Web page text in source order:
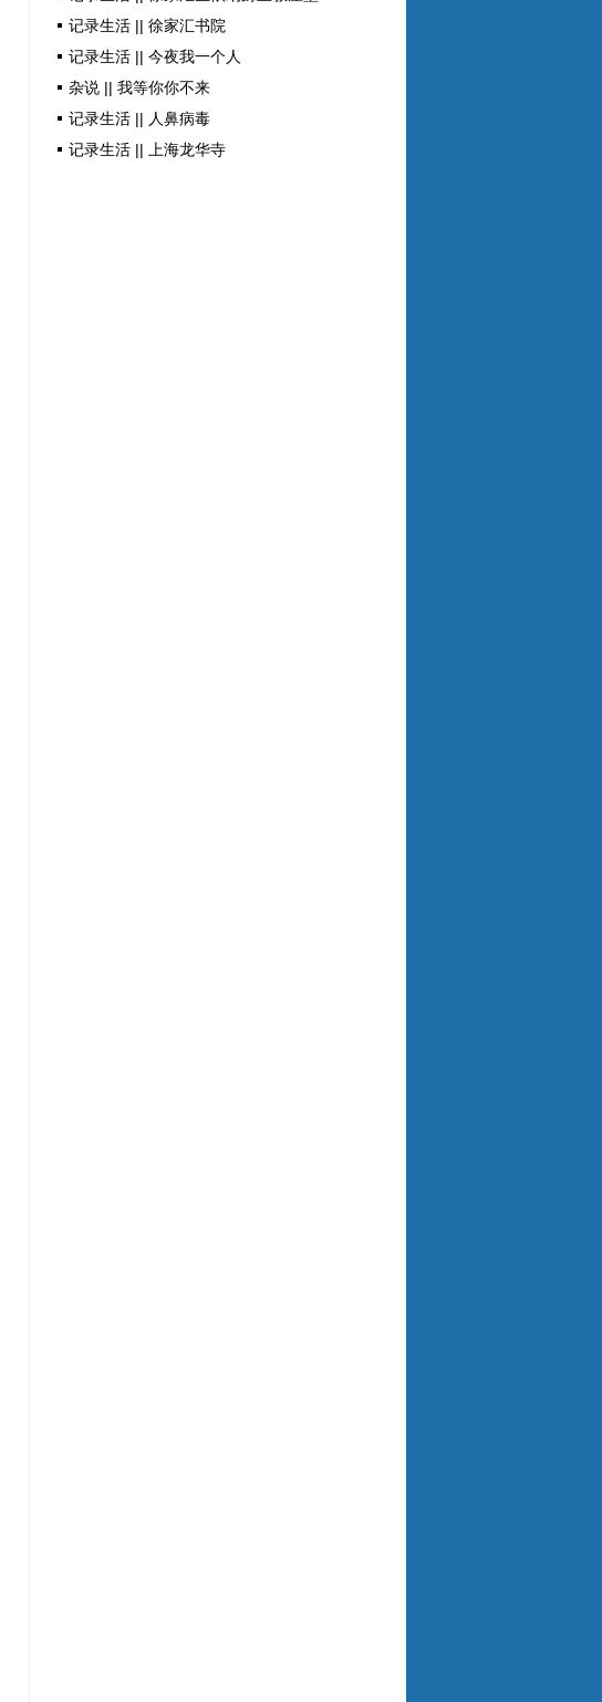
记录生活 || 徐家汇书院
记录生活 || 今夜我一个人
杂说 || 我等你你不来
记录生活 || 人鼻病毒
记录生活 || 上海龙华寺